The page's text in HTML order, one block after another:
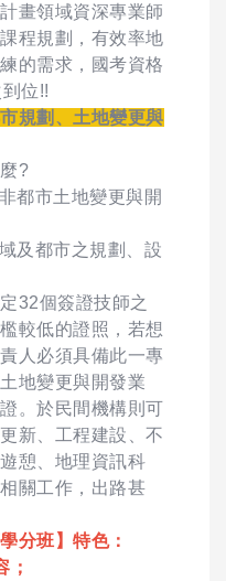
畫領域資深專業師
程規劃，有效率地
的需求，國考資格
位!!
規劃、土地變更與
?
都市土地變更與開
及都市之規劃、設
32個簽證技師之
較低的證照，若想
人必須具備此一專
地變更與開發業
。於民間機構則可
新、工程建設、不
憩、地理資訊科
關工作，出路甚
分班】特色：
；